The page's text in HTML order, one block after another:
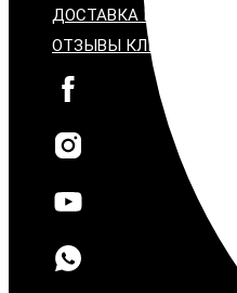
ДОСТАВКА И ОПЛАТА
ОТЗЫВЫ КЛИЕНТОВ